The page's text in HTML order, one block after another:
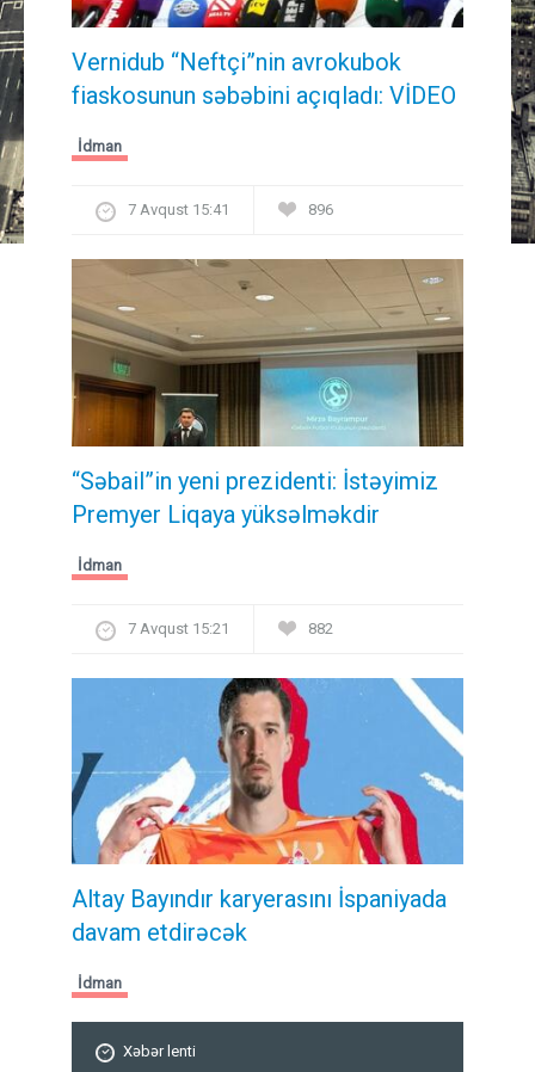
Vernidub “Neftçi”nin avrokubok
fiaskosunun səbəbini açıqladı: VİDEO
İdman
7 Avqust 15:41 896
“Səbail”in yeni prezidenti: İstəyimiz
Premyer Liqaya yüksəlməkdir
İdman
7 Avqust 15:21 882
Altay Bayındır karyerasını İspaniyada
davam etdirəcək
İdman
Xəbər lenti